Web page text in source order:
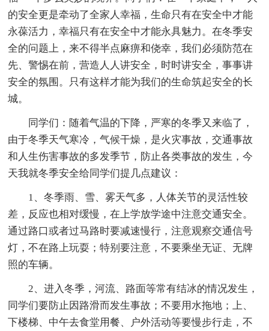
的安全更是牵动了全家人幸福，生命只有在安全中才能
永葆活力，幸福只有在安全中才能永具魅力。在冬季安
全的问题上，来不得半点麻痹和侥幸，我们必须防范在
先、警惕在前，营造人人讲安全，时时讲安全，事事讲
安全的氛围。只有这样才能为我们的生命筑起安全的长
城。
同学们：随着气温的下降，严寒的冬季又来临了，
由于冬季天气寒冷，气候干燥，是火灾事故，交通事故
和人生伤害事故的多发季节，防止各类事故的发生，今
天我就冬季安全给同学们提几点建议：
1、冬季雨、雪、雾天气多，人体关节的灵活性较
差，反应也相对缓慢，在上学放学途中注意交通安全。
通过路口或者过马路时要减速慢行，注意观察交通信号
灯，不在路上玩耍；特别要注意，不要乘坐无证、无牌
照的车辆。
2、进入冬季，河流、路面等常有结冰的情况发生，
同学们要防止因路滑而发生事故；不要用水拖地；上、
下楼梯、中午去食堂用餐、户外活动等要慢步行走，不